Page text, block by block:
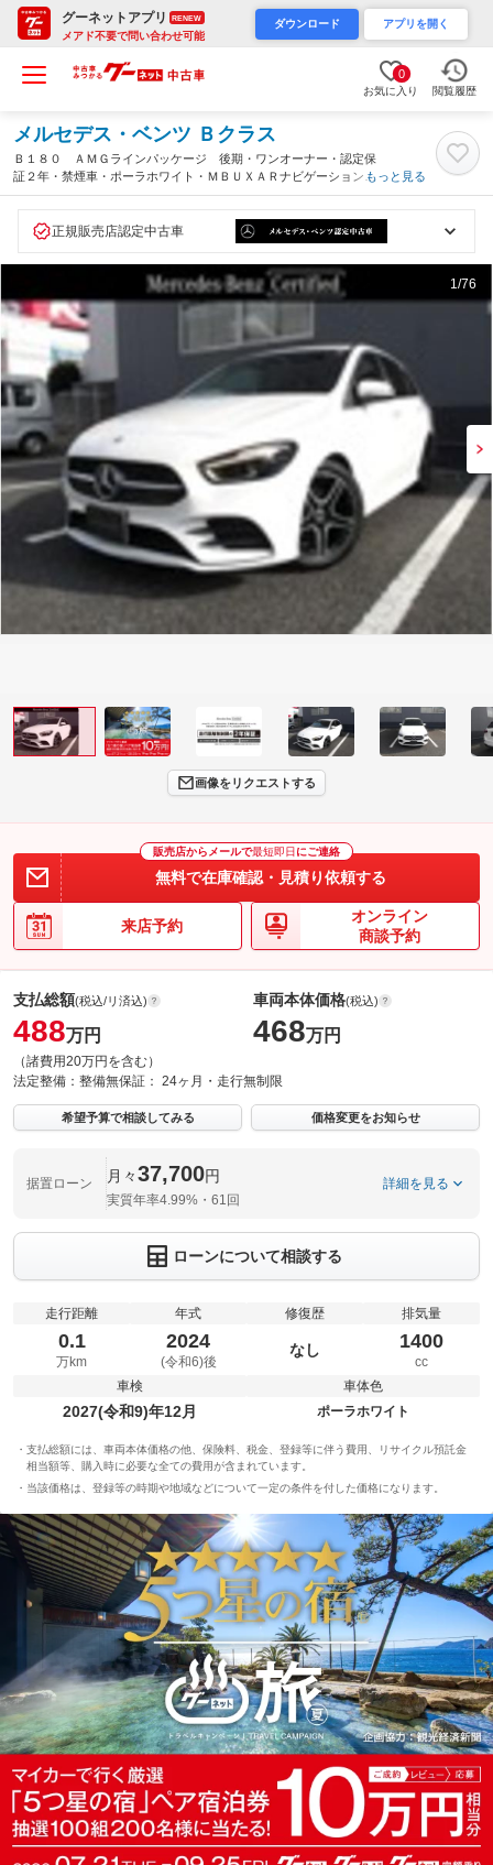
グーネットアプリ RENEW
メアド不要で問い合わせ可能
ダウンロード アプリを開く
0
お気に入り 閲覧履歴
メルセデス・ベンツ Ｂクラス
Ｂ１８０ ＡＭＧラインパッケージ 後期・ワンオーナー・認定保
証２年・禁煙車・ポーラホワイト・ＭＢＵＸＡＲナビゲーション・
アンビエントライト・自動開閉テールゲート・（２５０２）（埼玉
もっと見る
正規販売店認定中古車
1 /76
画像をリクエストする
販売店からメールで最短即日 にご連絡
無料で在庫確認・見積り依頼する
来店予約
オンライン
商談予約
支払総額(税込/リ済込)
488万円
（諸費用20万円を含む）
車両本体価格(税込)
468万円
法定整備： 整備無保証： 24ヶ月・走行無制限
希望予算で相談してみる 価格変更をお知らせ
据置ローン 月々37,700円
実質年率4.99%・61回
詳細を見る
ローンについて相談する
走行距離
0.1
万km
年式
2024
(令和6)後
修復歴
なし
排気量
1400
cc
車検
2027(令和9)年12月
車体色
ポーラホワイト
支払総額には、車両本体価格の他、保険料、税金、登録等に伴う費用、リサイクル預託金
相当額等、購入時に必要な全ての費用が含まれています。
当該価格は、登録等の時期や地域などについて一定の条件を付した価格になります。